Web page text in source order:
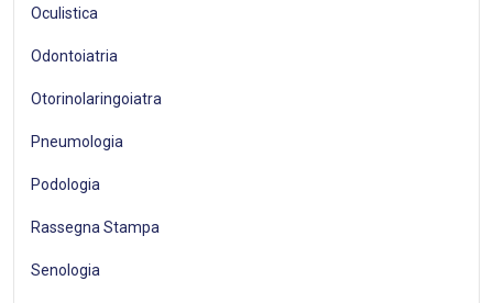
Oculistica
Odontoiatria
Otorinolaringoiatra
Pneumologia
Podologia
Rassegna Stampa
Senologia